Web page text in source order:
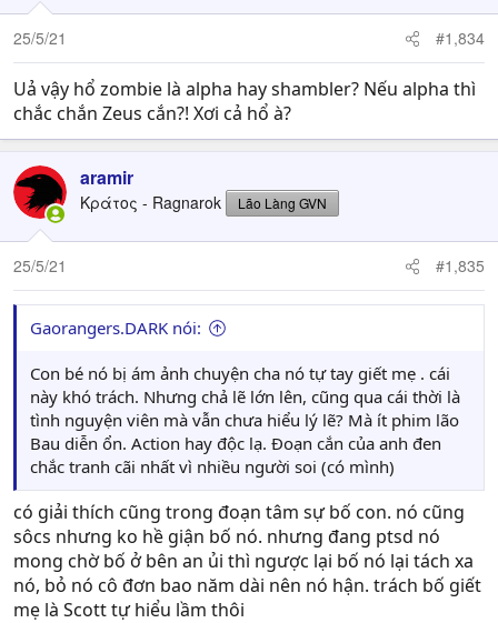
25/5/21 #1,834
Uả vậy hổ zombie là alpha hay shambler? Nếu alpha thì
chắc chắn Zeus cắn?! Xơi cả hổ à?
aramir
Κράτος - Ragnarok Lão Làng GVN
25/5/21 #1,835
Gaorangers.DARK nói:
Con bé nó bị ám ảnh chuyện cha nó tự tay giết mẹ . cái
này khó trách. Nhưng chả lẽ lớn lên, cũng qua cái thời là
tình nguyện viên mà vẫn chưa hiểu lý lẽ? Mà ít phim lão
Bau diễn ổn. Action hay độc lạ. Đoạn cắn của anh đen
chắc tranh cãi nhất vì nhiều người soi (có mình)
có giải thích cũng trong đoạn tâm sự bố con. nó cũng
sôcs nhưng ko hề giận bố nó. nhưng đang ptsd nó
mong chờ bố ở bên an ủi thì ngược lại bố nó lại tách xa
nó, bỏ nó cô đơn bao năm dài nên nó hận. trách bố giết
mẹ là Scott tự hiểu lầm thôi